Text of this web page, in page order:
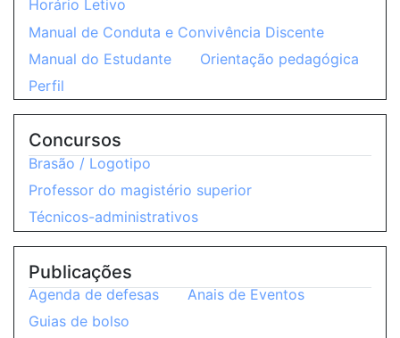
Horário Letivo
Manual de Conduta e Convivência Discente
Manual do Estudante
Orientação pedagógica
Perfil
Concursos
Brasão / Logotipo
Professor do magistério superior
Técnicos-administrativos
Publicações
Agenda de defesas
Anais de Eventos
Guias de bolso